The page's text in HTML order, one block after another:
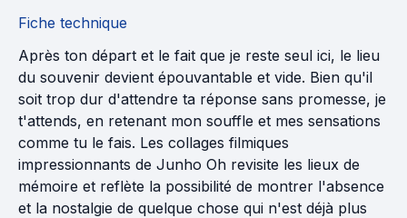
Fiche technique
Après ton départ et le fait que je reste seul ici, le lieu
du souvenir devient épouvantable et vide. Bien qu'il
soit trop dur d'attendre ta réponse sans promesse, je
t'attends, en retenant mon souffle et mes sensations
comme tu le fais. Les collages filmiques
impressionnants de Junho Oh revisite les lieux de
mémoire et reflète la possibilité de montrer l'absence
et la nostalgie de quelque chose qui n'est déjà plus